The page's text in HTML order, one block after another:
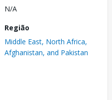
N/A
Região
Middle East, North Africa,
Afghanistan, and Pakistan